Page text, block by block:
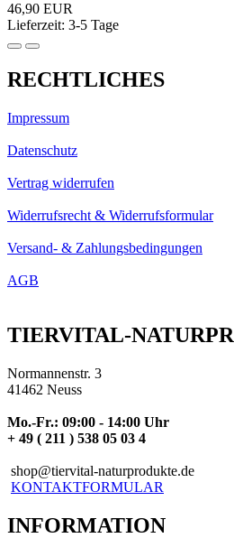
46,90 EUR
Lieferzeit: 3-5 Tage
RECHTLICHES
Impressum
Datenschutz
Vertrag widerrufen
Widerrufsrecht & Widerrufsformular
Versand- & Zahlungsbedingungen
AGB
TIERVITAL-
Normannenstr. 3
41462 Neuss
Mo.-Fr.: 09:00 - 14:00 Uhr
+ 49 ( 211 ) 538 05 03 4
shop@tiervital-naturprodukte.de
KONTAKTFORMULAR
INFORMATION